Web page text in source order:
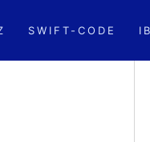
SWIFT-CODE